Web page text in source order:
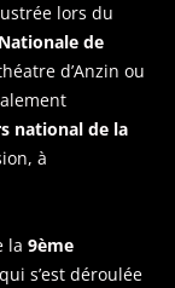
lors du
de
d’Anzin ou
national de la
à
la 9ème
qui s’est déroulée